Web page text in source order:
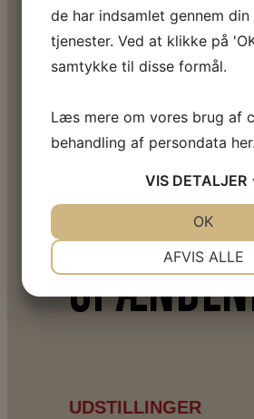
HVIS DU
SYNES,
ER
UDSTILLINGER
de har indsamlet gennem
tjenester. Ved at klikke på
samtykke til disse formål.
Læs mere om vores brug af
behandling af persondata her.
VIS DETALJER
MARKETING
AFVIS ALLE
OK